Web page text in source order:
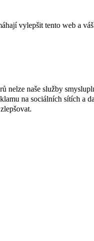
vylepšit tento web a
nelze naše služby
na sociálních sítích a